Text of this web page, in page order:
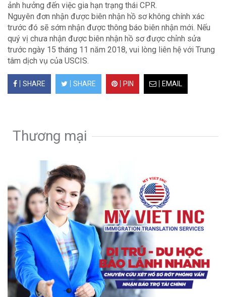
ảnh hưởng đến việc gia hạn trạng thái CPR.
Nguyên đơn nhận được biên nhận hồ sơ không chính xác
trước đó sẽ sớm nhận được thông báo biên nhận mới. Nếu
quý vị chưa nhận được biên nhận hồ sơ được chỉnh sửa
trước ngày 15 tháng 11 năm 2018, vui lòng liên hệ với Trung
tâm dịch vụ của USCIS.
SHARE SHARE PIN EMAIL
Thương mại